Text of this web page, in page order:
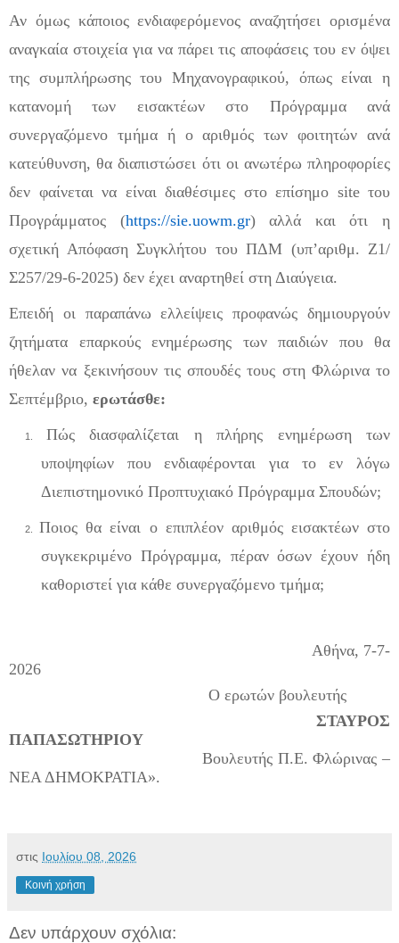
Αν όμως κάποιος ενδιαφερόμενος αναζητήσει ορισμένα
αναγκαία στοιχεία για να πάρει τις αποφάσεις του εν όψει
της συμπλήρωσης του Μηχανογραφικού, όπως είναι η
κατανομή των εισακτέων στο Πρόγραμμα ανά
συνεργαζόμενο τμήμα ή ο αριθμός των φοιτητών ανά
κατεύθυνση, θα διαπιστώσει ότι οι ανωτέρω πληροφορίες
δεν φαίνεται να είναι διαθέσιμες στο επίσημο siteτου
Προγράμματος (https://sie.uowm.gr) αλλά και ότι η
σχετική Απόφαση Συγκλήτου του ΠΔΜ (υπ’αριθμ. Ζ1/
Σ257/29-6-2025) δεν έχει αναρτηθεί στη Διαύγεια.
Επειδή οι παραπάνω ελλείψεις προφανώς δημιουργούν
ζητήματα επαρκούς ενημέρωσης των παιδιών που θα
ήθελαν να ξεκινήσουν τις σπουδές τους στη Φλώρινα το
Σεπτέμβριο, ερωτάσθε:
1. Πώς διασφαλίζεται η πλήρης ενημέρωση των
υποψηφίων που ενδιαφέρονται για το εν λόγω
Διεπιστημονικό Προπτυχιακό Πρόγραμμα Σπουδών;
2. Ποιος θα είναι ο επιπλέον αριθμός εισακτέων στο
συγκεκριμένο Πρόγραμμα, πέραν όσων έχουν ήδη
καθοριστεί για κάθε συνεργαζόμενο τμήμα;
Αθήνα, 7-7-
2026
Ο ερωτών βουλευτής
ΣΤΑΥΡΟΣ
ΠΑΠΑΣΩΤΗΡΙΟΥ
Βουλευτής Π.Ε. Φλώρινας –
ΝΕΑ ΔΗΜΟΚΡΑΤΙΑ».
στις Ιουλίου 08, 2026
Κοινή χρήση
Δεν υπάρχουν σχόλια: